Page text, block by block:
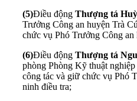
(5)Điều động Thượng tá
Trưởng Công an huyện Trà
chức vụ Phó Trưởng Công
(6)Điều động Thượng tá
phòng Phòng Kỹ thuật
công tác và giữ chức vụ Phó
ninh điều tra;